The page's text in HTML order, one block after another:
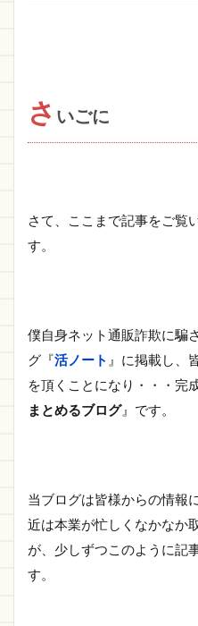
さ いごに
さて、ここまで記事をご覧
す。
僕自身ネット通販詐欺に騙
グ『活ノート 』に掲載し、
を頂くことになり・・・完
まとめるブログ』です。
当ブログは皆様からの情報
近は本業が忙しくなかなか
が、少しずつこのように記
す。